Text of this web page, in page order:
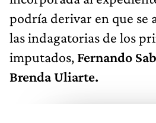
podría derivar en que se
las indagatorias de los
imputados, Fernando
Brenda Uliarte.